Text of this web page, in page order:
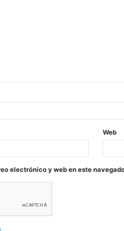
Web
electrónico y web en este